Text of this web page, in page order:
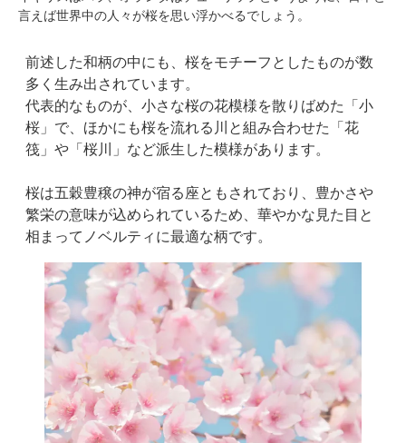
言えば世界中の人々が桜を思い浮かべるでしょう。
前述した和柄の中にも、桜をモチーフとしたものが数
多く生み出されています。
代表的なものが、小さな桜の花模様を散りばめた「小
桜」で、ほかにも桜を流れる川と組み合わせた「花
筏」や「桜川」など派生した模様があります。
桜は五穀豊穣の神が宿る座ともされており、豊かさや
繁栄の意味が込められているため、華やかな見た目と
相まってノベルティに最適な柄です。